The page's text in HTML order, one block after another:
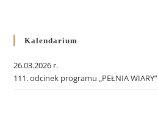
Kalendarium
26.03.2026 r.
111. odcinek programu „PEŁNIA WIARY”